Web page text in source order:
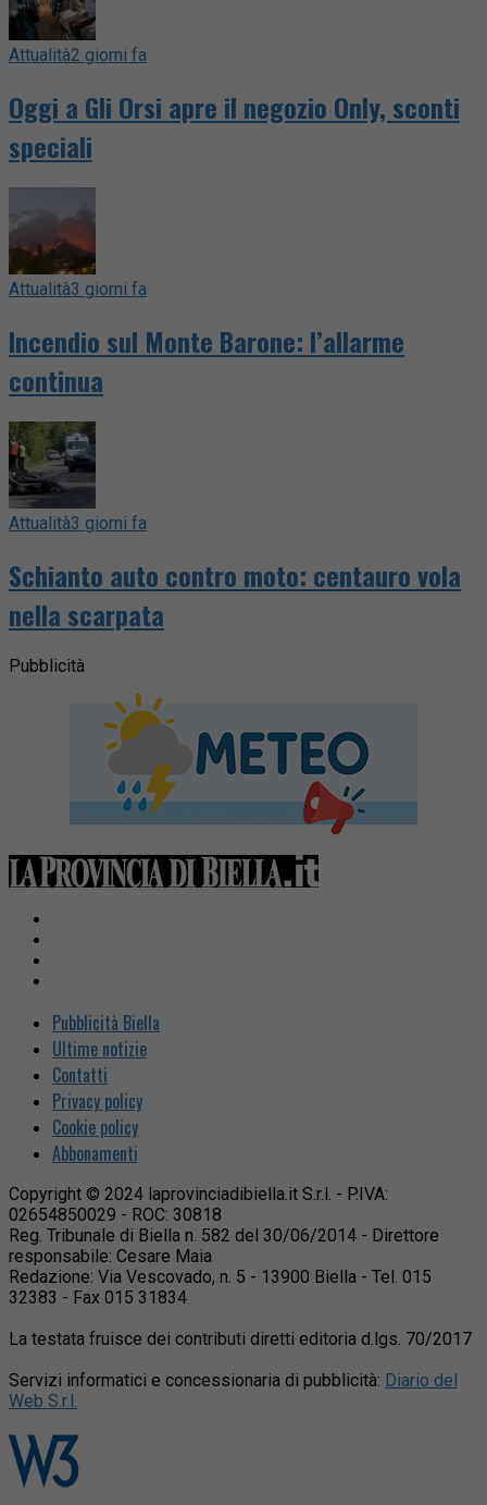
Attualità2 giorni fa
Oggi a Gli Orsi apre il negozio Only, sconti
speciali
Attualità3 giorni fa
Incendio sul Monte Barone: l’allarme
continua
Attualità3 giorni fa
Schianto auto contro moto: centauro vola
nella scarpata
Pubblicità
Pubblicità Biella
Ultime notizie
Contatti
Privacy policy
Cookie policy
Abbonamenti
Copyright © 2024 laprovinciadibiella.it S.r.l. - P.IVA:
02654850029 - ROC: 30818
Reg. Tribunale di Biella n. 582 del 30/06/2014 - Direttore
responsabile: Cesare Maia
Redazione: Via Vescovado, n. 5 - 13900 Biella - Tel. 015
32383 - Fax 015 31834
La testata fruisce dei contributi diretti editoria d.lgs. 70/2017
Servizi informatici e concessionaria di pubblicità: Diario del
Web S.r.l.